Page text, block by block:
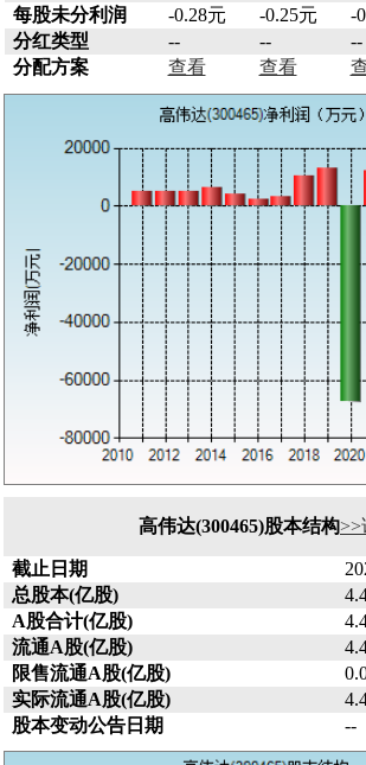
每股未分利润
-0.28元 -0.25元 -
分红类型
-- -- --
分配方案
查看 查看
高伟达(300465)股本结构>>
截止日期
总股本(亿股)
A股合计(亿股)
流通A股(亿股)
限售流通A股(亿股)
实际流通A股(亿股)
股本变动公告日期
--